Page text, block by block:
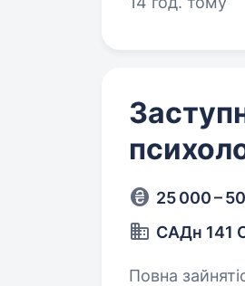
25 000 –
САДн 141
Повна зайнятість. Вища